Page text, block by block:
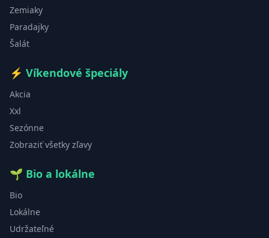
Zemiaky
Paradajky
Šalát
⚡ Víkendové špeciály
Akcia
Xxl
Sezónne
Zobraziť všetky zľavy
🌱 Bio a lokálne
Bio
Lokálne
Udržateľné